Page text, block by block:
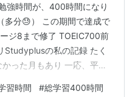
強時間が、400時間になり
多分😓） この期間で達成で
ジ8まで修了 TOEIC700前
Studyplusの私の記録 たく
った月もあり 一応、平均
30分だ！ 思ったよりやっ
習時間 #総学習400時間